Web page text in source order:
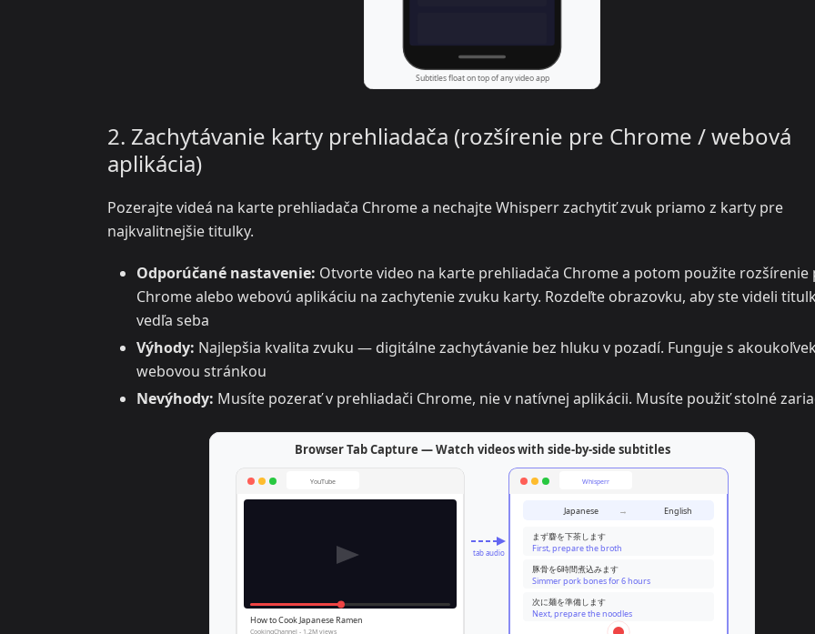
2. Zachytávanie karty prehliadača (rozšírenie pre Chrome / webová
aplikácia)
Pozerajte videá na karte prehliadača Chrome a nechajte Whisperr zachytiť zvuk priamo z karty pre
najkvalitnejšie titulky.
Odporúčané nastavenie: Otvorte video na karte prehliadača Chrome a potom použite rozšírenie
Chrome alebo webovú aplikáciu na zachytenie zvuku karty. Rozdeľte obrazovku, aby ste videli
vedľa seba
Výhody: Najlepšia kvalita zvuku — digitálne zachytávanie bez hluku v pozadí. Funguje s akoukoľvek
webovou stránkou
Nevýhody: Musíte pozerať v prehliadači Chrome, nie v natívnej aplikácii. Musíte použiť stolné